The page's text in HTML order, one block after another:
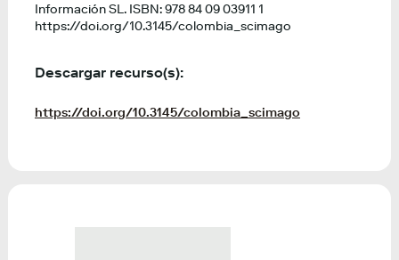
Información SL. ISBN: 978 84 09 03911 1
https://doi.org/10.3145/colombia_scimago
Descargar recurso(s):
https://doi.org/10.3145/colombia_scimago